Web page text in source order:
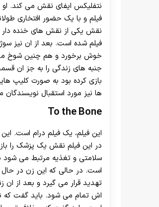
نتفلیکس ایفای نقش می کند. او
فیلم و با یک حضور افتخاری
نقش یکی از نقش های خنده دار
فیلم شده است. بعد از ان نیز
خوش برخورد و هم چنین شوخ می
جنبه های زندگی را به جز ان
بازی کرده بود به صورت کلیپ
ها نیز مورد استقبال نویسندگان
To the Bone
این فیلم، یک فیلم درام است.
در این فیلم نقش یک پزشک را
سلامتی و تغذیه مرتبط می
است. در حالی که این زن در
تهدید قرار می گیرد و بعد از
اش تمام می شود. باید گفت که